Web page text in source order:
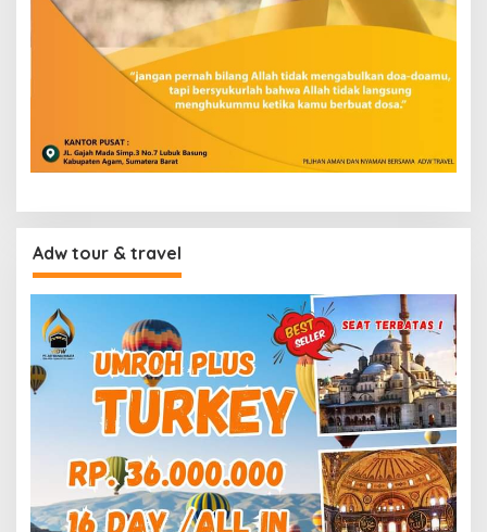
Adw tour & travel